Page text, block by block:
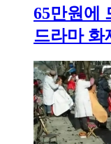
65만원에
드라마 화